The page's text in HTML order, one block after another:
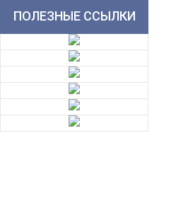
ПОЛЕЗНЫЕ ССЫЛКИ